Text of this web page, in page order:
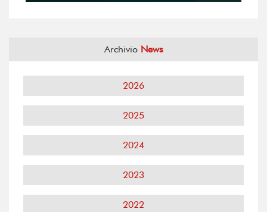
Archivio News
2026
2025
2024
2023
2022